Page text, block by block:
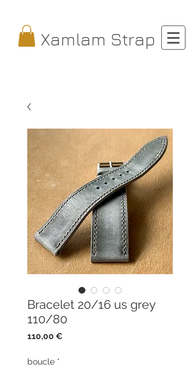
Xamlam Strap
Bracelet 20/16 us grey
110/80
110,00 €Prix
boucle *